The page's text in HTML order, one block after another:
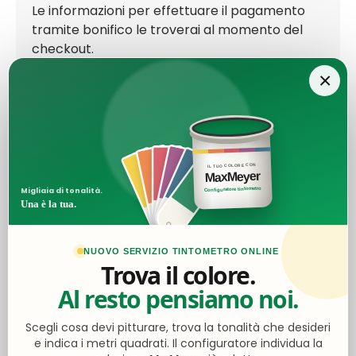
Le informazioni per effettuare il pagamento
tramite bonifico le troverai al momento del
checkout.
Ottimo
4,6/5
2.056
recensioni
Le nostre recensioni a 4 e 5 stelle.
Clicca qui per leggerle tutte >
Precedente Successivo
Oggi
×
IL TUO COLORE CON
MaxMeyer
Configuratore tintometro
Migliaia di tonalità.
Una è la tua.
NUOVO SERVIZIO TINTOMETRO ONLINE
Trova il colore.
Al resto pensiamo noi.
Scegli cosa devi pitturare, trova la tonalità che desideri
e indica i metri quadrati. Il configuratore individua la